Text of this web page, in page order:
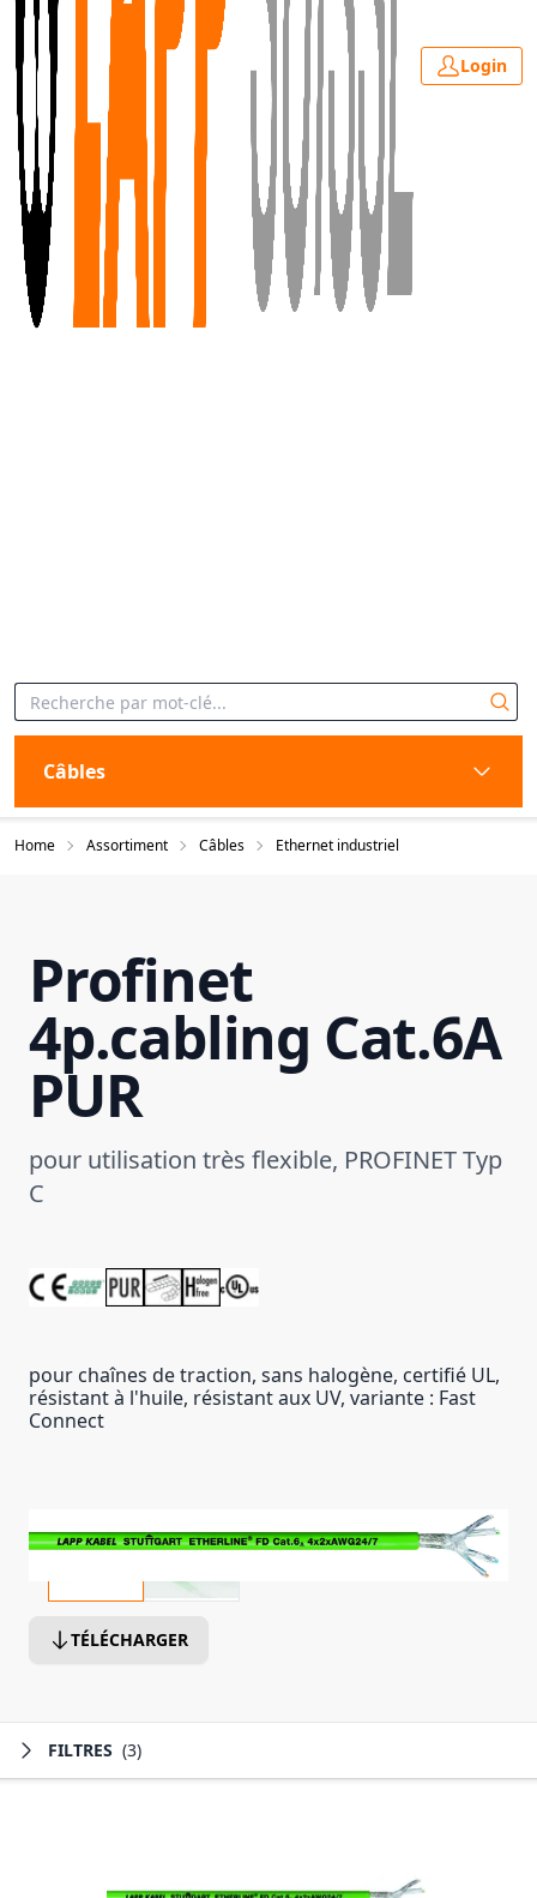
Login
Câbles
Home Assortiment Câbles Ethernet industriel
Profinet
4p.cabling Cat.6A
PUR
pour utilisation très flexible, PROFINET Typ
C
pour chaînes de traction, sans halogène, certifié UL,
résistant à l'huile, résistant aux UV, variante : Fast
Connect
TÉLÉCHARGER
FILTRES (3)